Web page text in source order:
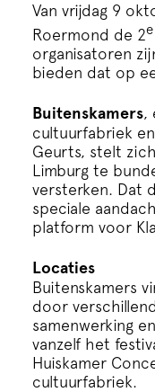
Van vrijdag 9
Roermond de 2e
organisatoren
bieden dat op
Buitenskamers,
cultuurfabriek
Geurts, stelt
Limburg te
versterken. Dat
speciale
platform voor
Locaties
Buitenskamers
door
samenwerking
vanzelf het
Huiskamer
cultuurfabriek.